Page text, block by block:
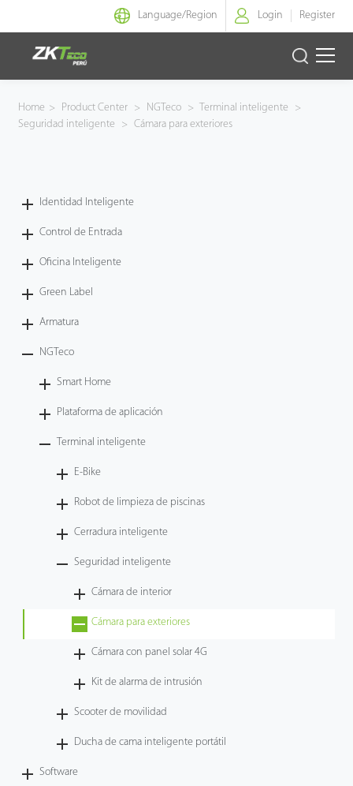
Language/Region Login Register
Identidad Inteligente
Armatura
NGTeco
Tecnología
Soporte
Home > Product Center > NGTeco > Terminal inteligente
>
Seguridad inteligente
> Cámara para exteriores
Identidad Inteligente
Control de Entrada
Oficina Inteligente
Green Label
Armatura
NGTeco
Smart Home
Plataforma de aplicación
Terminal inteligente
E-Bike
Robot de limpieza de piscinas
Cerradura inteligente
Seguridad inteligente
Cámara de interior
Cámara para exteriores
Cámara con panel solar 4G
Kit de alarma de intrusión
Scooter de movilidad
Ducha de cama inteligente portátil
Software